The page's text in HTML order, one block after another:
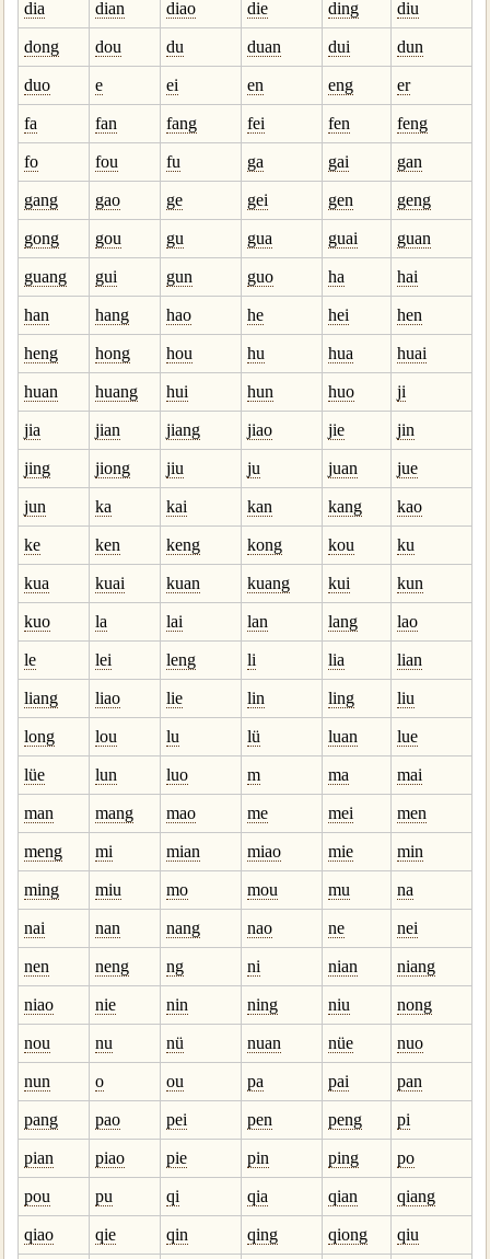
dia dian diao die ding diu
dong dou du duan dui dun
duo e ei en eng er
fa fan fang fei fen feng
fo fou fu ga gai gan
gang gao ge gei gen geng
gong gou gu gua guai guan
guang gui gun guo ha hai
han hang hao he hei hen
heng hong hou hu hua huai
huan huang hui hun huo ji
jia jian jiang jiao jie jin
jing jiong jiu ju juan jue
jun ka kai kan kang kao
ke ken keng kong kou ku
kua kuai kuan kuang kui kun
kuo la lai lan lang lao
le lei leng li lia lian
liang liao lie lin ling liu
long lou lu lü luan lue
lüe lun luo m ma mai
man mang mao me mei men
meng mi mian miao mie min
ming miu mo mou mu na
nai nan nang nao ne nei
nen neng ng ni nian niang
niao nie nin ning niu nong
nou nu nü nuan nüe nuo
nun o ou pa pai pan
pang pao pei pen peng pi
pian piao pie pin ping po
pou pu qi qia qian qiang
qiao qie qin qing qiong qiu